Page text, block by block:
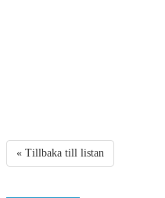
« Tillbaka till listan